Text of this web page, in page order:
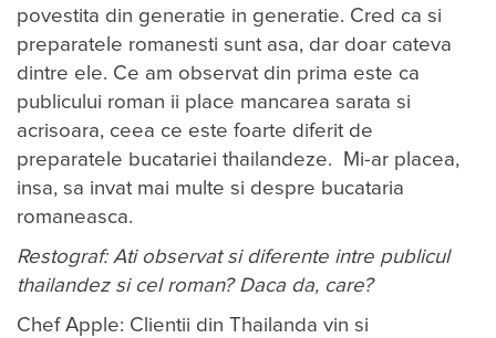
povestita din generatie in generatie. Cred ca si
preparatele romanesti sunt asa, dar doar cateva
dintre ele. Ce am observat din prima este ca
publicului roman ii place mancarea sarata si
acrisoara, ceea ce este foarte diferit de
preparatele bucatariei thailandeze. Mi-ar placea,
insa, sa invat mai multe si despre bucataria
romaneasca.
Restograf: Ati observat si diferente intre publicul
thailandez si cel roman? Daca da, care?
Chef Apple: Clientii din Thailanda vin si